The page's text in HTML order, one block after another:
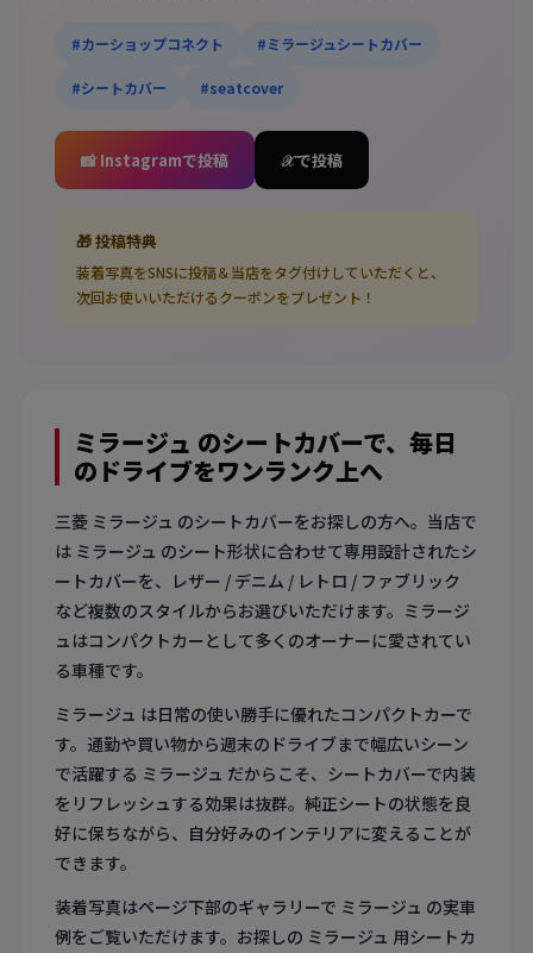
#カーショップコネクト #ミラージュシートカバー
#シートカバー #seatcover
📸 Instagramで投稿 𝒳 で投稿
🎁 投稿特典
装着写真をSNSに投稿＆当店をタグ付けしていただくと、
次回お使いいただけるクーポンをプレゼント！
ミラージュ のシートカバーで、毎日
のドライブをワンランク上へ
三菱 ミラージュ のシートカバーをお探しの方へ。当店で
は ミラージュ のシート形状に合わせて専用設計されたシ
ートカバーを、レザー / デニム / レトロ / ファブリック
など複数のスタイルからお選びいただけます。ミラージ
ュはコンパクトカーとして多くのオーナーに愛されてい
る車種です。
ミラージュ は日常の使い勝手に優れたコンパクトカーで
す。通勤や買い物から週末のドライブまで幅広いシーン
で活躍する ミラージュ だからこそ、シートカバーで内装
をリフレッシュする効果は抜群。純正シートの状態を良
好に保ちながら、自分好みのインテリアに変えることが
できます。
装着写真はページ下部のギャラリーで ミラージュ の実車
例をご覧いただけます。お探しの ミラージュ 用シートカ